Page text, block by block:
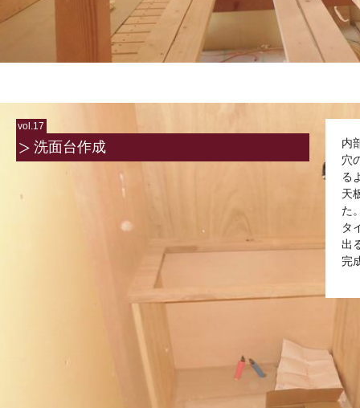
vol.17
洗面台作成
内
穴
る
天
た
タ
出
完